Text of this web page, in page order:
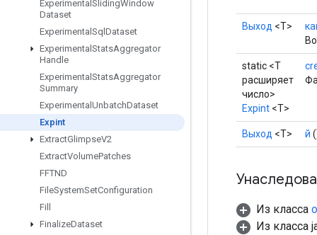
Experimental SlidingWindow
Dataset
Experimental Sql Dataset
Experimental StatsAggregator
Handle
Experimental StatsAggregator
Summary
Experimental UnbatchDataset
Expint
ExtractGlimpseV2
ExtractVolumePatches
FFTND
FileSystemSetConfiguration
Fill
FinalizeDataset
Выход <Т>
static <T
расширяет
число>
Expint <T>
Выход <Т> й
Из класса
Из класса